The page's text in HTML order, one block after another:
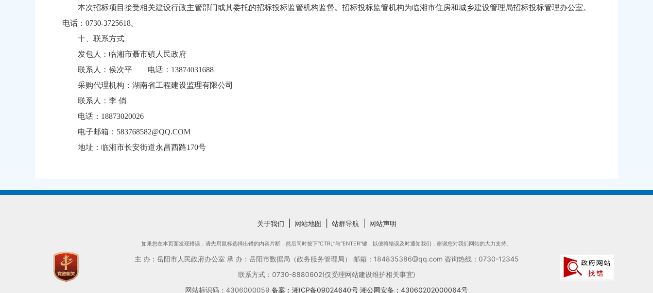
本次招标项目接受相关建设行政主管部门或其委托的招标投标监管机构监督。招标投标监管机构为临湘市住房和城乡建设管理局招标投标管理办公室。
电话：0730-3725618。
十、联系方式
发包人：临湘市聂市镇人民政府
联系人：侯次平 电话：13874031688
采购代理机构：湖南省工程建设监理有限公司
联系人：李 俏
电话：18873020026
电子邮箱：583768582@QQ.COM
地址：临湘市长安街道永昌西路170号
关于我们 网站地图 站群导航 网站声明
如果您在本页面发现错误，请先用鼠标选择出错的内容片断，然后同时按下“CTRL”与“ENTER”键，以便将错误及时通知我们，谢谢您对我们网站的大力支持。
主 办：岳阳市人民政府办公室 承 办：岳阳市数据局（政务服务管理局） 邮箱：184835386@qq.com 咨询热线：0730-12345
联系方式：0730-8880602(仅受理网站建设维护相关事宜)
网站标识码：4306000059 备案：湘ICP备09024640号 湘公网安备：43060202000064号